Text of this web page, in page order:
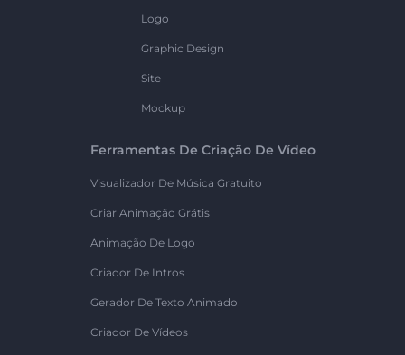
Logo
Graphic Design
Site
Mockup
Ferramentas De Criação De Vídeo
Visualizador De Música Gratuito
Criar Animação Grátis
Animação De Logo
Criador De Intros
Gerador De Texto Animado
Criador De Vídeos